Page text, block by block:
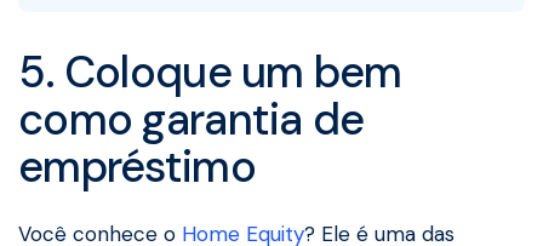
5. Coloque um bem
como garantia de
empréstimo
Você conhece o Home Equity? Ele é uma das